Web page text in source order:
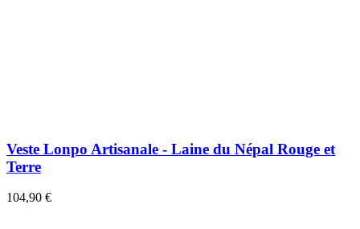
Veste Lonpo Artisanale - Laine du Népal Rouge et
Terre
104,90 €